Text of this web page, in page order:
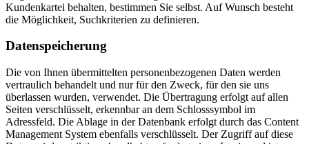
Kundenkartei behalten, bestimmen Sie selbst. Auf Wunsch besteht
die Möglichkeit, Suchkriterien zu definieren.
Datenspeicherung
Die von Ihnen übermittelten personenbezogenen Daten werden
vertraulich behandelt und nur für den Zweck, für den sie uns
überlassen wurden, verwendet. Die Übertragung erfolgt auf allen
Seiten verschlüsselt, erkennbar an dem Schlosssymbol im
Adressfeld. Die Ablage in der Datenbank erfolgt durch das Content
Management System ebenfalls verschlüsselt. Der Zugriff auf diese